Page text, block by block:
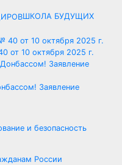
ШКОЛА БУДУЩИХ
от 10 октября 2025 г.
Заявление
и безопасность
России